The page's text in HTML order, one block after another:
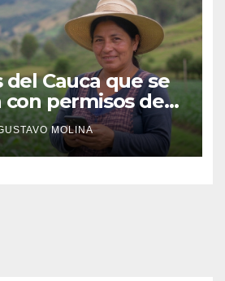
Cauca que se
permisos de
de 900 MHz.
digital
MOLINA